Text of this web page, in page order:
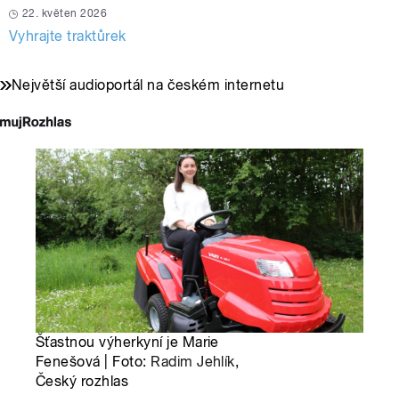
22. květen 2026
Vyhrajte traktůrek
Největší audioportál na českém internetu
Šťastnou výherkyní je Marie
Fenešová | Foto: Radim Jehlík,
Český rozhlas